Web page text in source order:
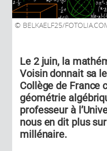
BELKAELF25/
Le 2 juin, la
Voisin donnait sa
Collège de France
géométrie
professeur à
nous en dit plus
millénaire.